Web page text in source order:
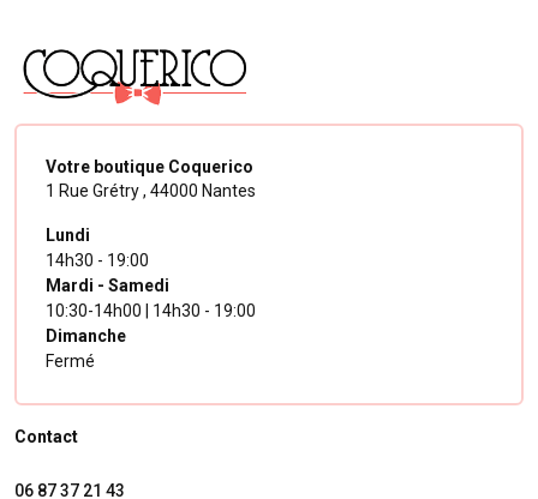
Votre boutique Coquerico
1 Rue Grétry , 44000 Nantes
Lundi
14h30 - 19:00
Mardi - Samedi
10:30-14h00 | 14h30 - 19:00
Dimanche
Fermé
Contact
06 87 37 21 43